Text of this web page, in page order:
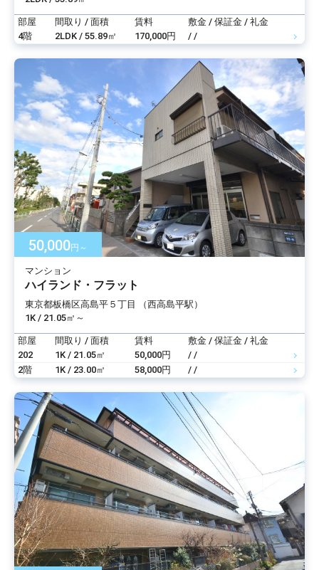
部屋 間取り / 面積 賃料
敷金 / 保証金 / 礼金
4階
2LDK / 55.89㎡ 170,000円 / /
50,000円～
マンション
ハイランド・フラット
東京都板橋区高島平５丁目 （西高島平駅）
1K / 21.05㎡～
部屋 間取り / 面積 賃料
敷金 / 保証金 / 礼金
202
1K / 21.05㎡ 50,000円
/ /
2階
1K / 23.00㎡ 58,000円 / /